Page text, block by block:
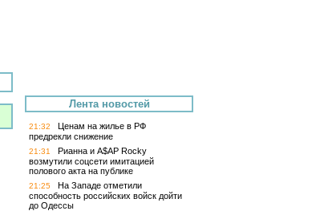
Лента новостей
21:32
Ценам на жилье в РФ
предрекли снижение
21:31
Рианна и A$AP Rocky
возмутили соцсети имитацией
полового акта на публике
21:25
На Западе отметили
способность российских войск дойти
до Одессы